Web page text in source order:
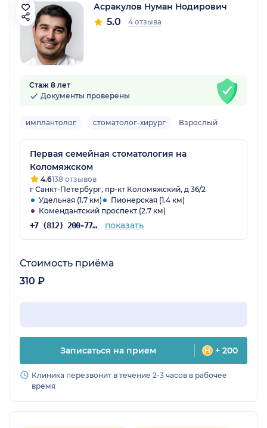
Асракулов Нуман Нодирович
5.0 4 отзыва
Стаж 8 лет
Документы проверены
имплантолог стоматолог-хирург Взрослый
Первая семейная стоматология на
Коломяжском
4.6138 отзывов
г Санкт-Петербург, пр-кт Коломяжский, д 36/2
Удельная (1.7 км)
Пионерская (1.4 км)
Комендантский проспект (2.7 км)
+7 (812) 200-77-54 показать
Стоимость приёма
310 ₽
Записаться на прием + 200
Клиника перезвонит в течение 2-3 часов в рабочее
время